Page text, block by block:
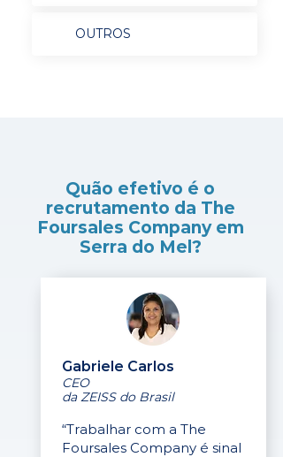
OUTROS
Quão efetivo é o
recrutamento da The
Foursales Company em
Serra do Mel?
Gabriele Carlos
CEO
da ZEISS do Brasil
“Trabalhar com a The
Foursales Company é sinal